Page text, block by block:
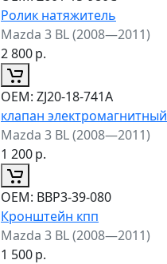
Ролик натяжитель
Mazda 3 BL (2008—2011)
2 800р.
ОЕМ: ZJ20-18-741A
клапан электромагнитный
Mazda 3 BL (2008—2011)
1 200р.
ОЕМ: BBP3-39-080
Кронштейн кпп
Mazda 3 BL (2008—2011)
1 500р.